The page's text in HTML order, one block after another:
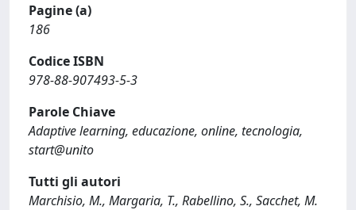
Pagine (a)
186
Codice ISBN
978-88-907493-5-3
Parole Chiave
Adaptive learning, educazione, online, tecnologia,
start@unito
Tutti gli autori
Marchisio, M., Margaria, T., Rabellino, S., Sacchet, M.